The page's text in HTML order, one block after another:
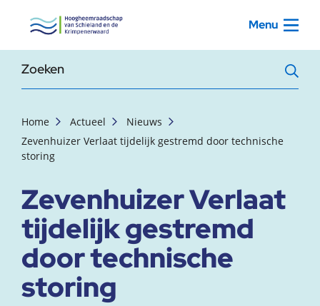
, startpagina Menu
Zoekterm
Home Actueel
Nieuws
Zevenhuizer Verlaat tijdelijk gestremd door technische
storing
Zevenhuizer Verlaat
tijdelijk gestremd
door technische
storing